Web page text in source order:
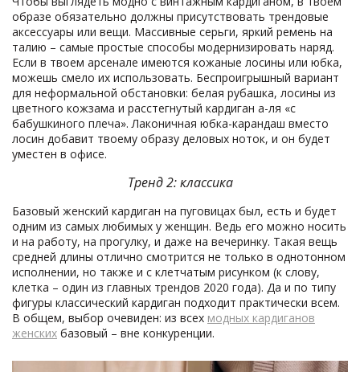
образе обязательно должны присутствовать трендовые
аксессуары или вещи. Массивные серьги, яркий ремень на
талию – самые простые способы модернизировать наряд.
Если в твоем арсенале имеются кожаные лосины или юбка,
можешь смело их использовать. Беспроигрышный вариант
для неформальной обстановки: белая рубашка, лосины из
цветного кожзама и расстегнутый кардиган а-ля «с
бабушкиного плеча». Лаконичная юбка-карандаш вместо
лосин добавит твоему образу деловых ноток, и он будет
уместен в офисе.
Тренд 2: классика
Базовый женский кардиган на пуговицах был, есть и будет
одним из самых любимых у женщин. Ведь его можно носить
и на работу, на прогулку, и даже на вечеринку. Такая вещь
средней длины отлично смотрится не только в однотонном
исполнении, но также и с клетчатым рисунком (к слову,
клетка – один из главных трендов 2020 года). Да и по типу
фигуры классический кардиган подходит практически всем.
В общем, выбор очевиден: из всех модных кардиганов
женских базовый – вне конкуренции.